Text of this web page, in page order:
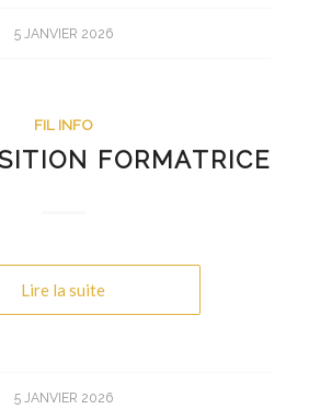
5 JANVIER 2026
FIL INFO
FORMATRICE
Lire la suite
5 JANVIER 2026